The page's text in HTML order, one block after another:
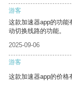
游客
这款加速器app的功能
动切换线路的功能。
2025-09-06
游客
这款加速器app的价格